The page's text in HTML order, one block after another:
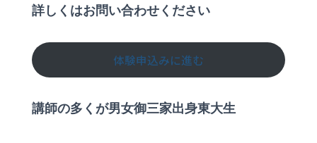
詳しくはお問い合わせください
体験申込みに進む
講師の多くが男女御三家出身東大生